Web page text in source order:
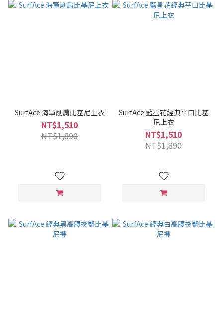
SurfAce 海軍削肩比基尼上衣
NT$1,510
NT$1,890
SurfAce 藍星花經典平口比基
尼上衣
NT$1,510
NT$1,890